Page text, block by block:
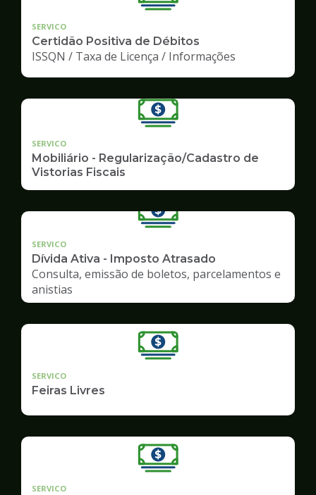
SERVICO
Certidão Positiva de Débitos
ISSQN / Taxa de Licença / Informações
SERVICO
Mobiliário - Regularização/Cadastro de
Vistorias Fiscais
SERVICO
Dívida Ativa - Imposto Atrasado
Consulta, emissão de boletos, parcelamentos e
anistias
SERVICO
Feiras Livres
SERVICO